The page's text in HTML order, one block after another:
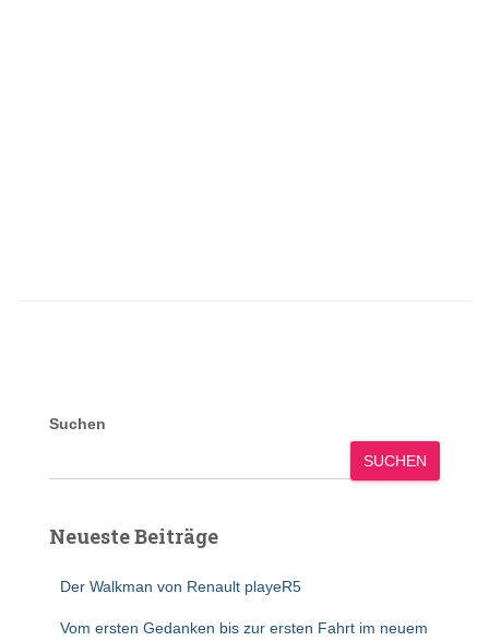
Suchen
SUCHEN
Neueste Beiträge
Der Walkman von Renault playeR5
Vom ersten Gedanken bis zur ersten Fahrt im neuem